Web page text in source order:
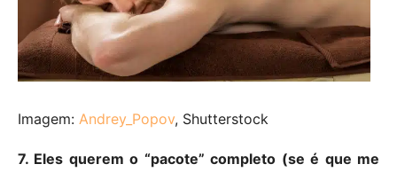
Imagem: Andrey_Popov, Shutterstock
7. Eles querem o “pacote” completo (se é que me